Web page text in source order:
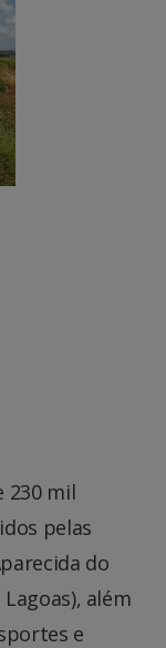
230 mil
pelas
do
além
e